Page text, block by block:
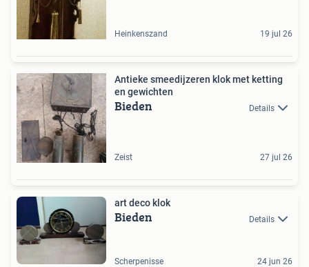
Heinkenszand 19 jul 26
Antieke smeedijzeren klok met ketting
en gewichten
Bieden Details
Zeist 27 jul 26
art deco klok
Bieden Details
Scherpenisse 24 jun 26